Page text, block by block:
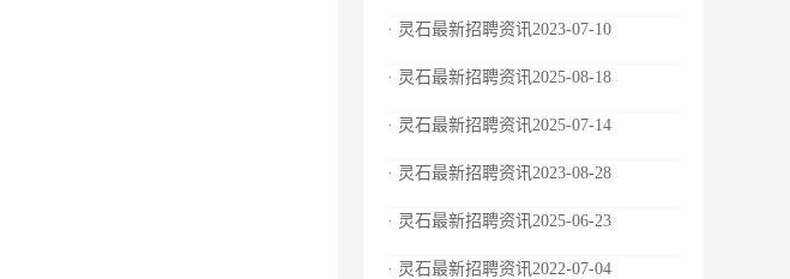
· 灵石最新招聘资讯2023-07-10
· 灵石最新招聘资讯2025-08-18
· 灵石最新招聘资讯2025-07-14
· 灵石最新招聘资讯2023-08-28
· 灵石最新招聘资讯2025-06-23
· 灵石最新招聘资讯2022-07-04